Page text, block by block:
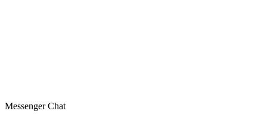
Messenger Chat